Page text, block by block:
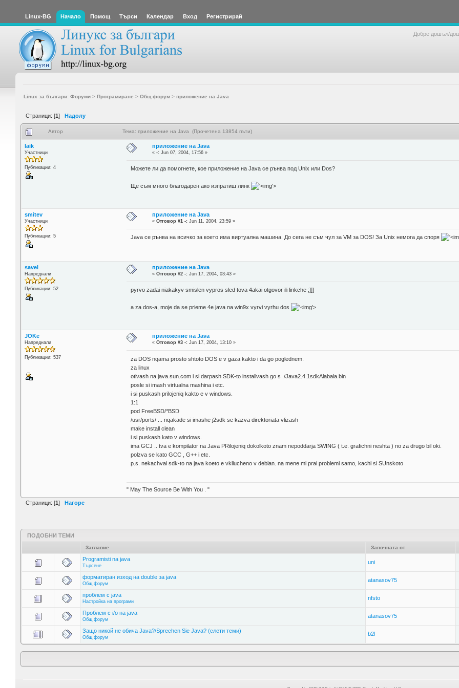
Linux-BG Начало Помощ Търси Календар Вход Регистрирай
Добре дошъл/
Linux за българи: Форуми> Програмиране > Общ форум> приложение на Java
Страници: [1] Надолу
Автор Тема: приложение на Java (Прочетена 13854 пъти)
laik
Участници
Публикации: 4
приложение на Java
«-: Jun 07, 2004, 17:56 »
Можете ли да помогнете, кое приложение на Java се рънва под Unix или Dos?
Ще съм много благодарен ако изпратиш линк '>
smitev
Участници
Публикации: 5
приложение на Java
«Отговор #1 -: Jun 11, 2004, 23:59 »
Java се рънва на всичко за което има виртуална машина. До сега не съм чул за VM за DOS! За Unix немога да споря
savel
Напреднали
Публикации: 52
приложение на Java
«Отговор #2 -: Jun 17, 2004, 03:43 »
pyrvo zadai niakakyv smislen vypros sled tova 4akai otgovor ili linkche ;]]]
a za dos-a, moje da se prieme 4e java na win9x vyrvi vyrhu dos '>
JOKe
Напреднали
Публикации: 537
приложение на Java
«Отговор #3 -: Jun 17, 2004, 13:10 »
za DOS nqama prosto shtoto DOS e v gaza kakto i da go poglednem.
za linux
otivash na java.sun.com i si darpash SDK-to installvash go s ./Java2.4.1sdkAlabala.bin
posle si imash virtualna mashina i etc.
i si puskash prilojeniq kakto e v windows.
1:1
pod FreeBSD/*BSD
/usr/ports/ ... nqakade si imashe j2sdk se kazva direktoriata vlizash
make install clean
i si puskash kato v windows.
ima GCJ .. tva e kompilator na Java PRilojeniq dokolkoto znam nepoddarja SWING ( t.e. grafichni neshta ) no za drugo bil oki.
polzva se kato GCC , G++ i etc.
p.s. nekachvai sdk-to na java koeto e vkliucheno v debian. na mene mi prai problemi samo, kachi si SUnskoto
" May The Source Be With You . "
Страници: [1 ] Нагоре
ПОДОБНИ ТЕМИ
Заглавие Започната от
Programisti na java
Търсене
uni
форматиран изход на double за java
Общ форум
atanasov75
проблем с java
Настройка на програми
nfsto
Проблем с i/o на java
Общ форум
atanasov75
Защо никой не обича Java?/Sprechen Sie Java? (слети теми)
Общ форум
b2l